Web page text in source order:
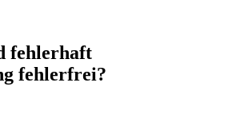
fehlerhaft
fehlerfrei?